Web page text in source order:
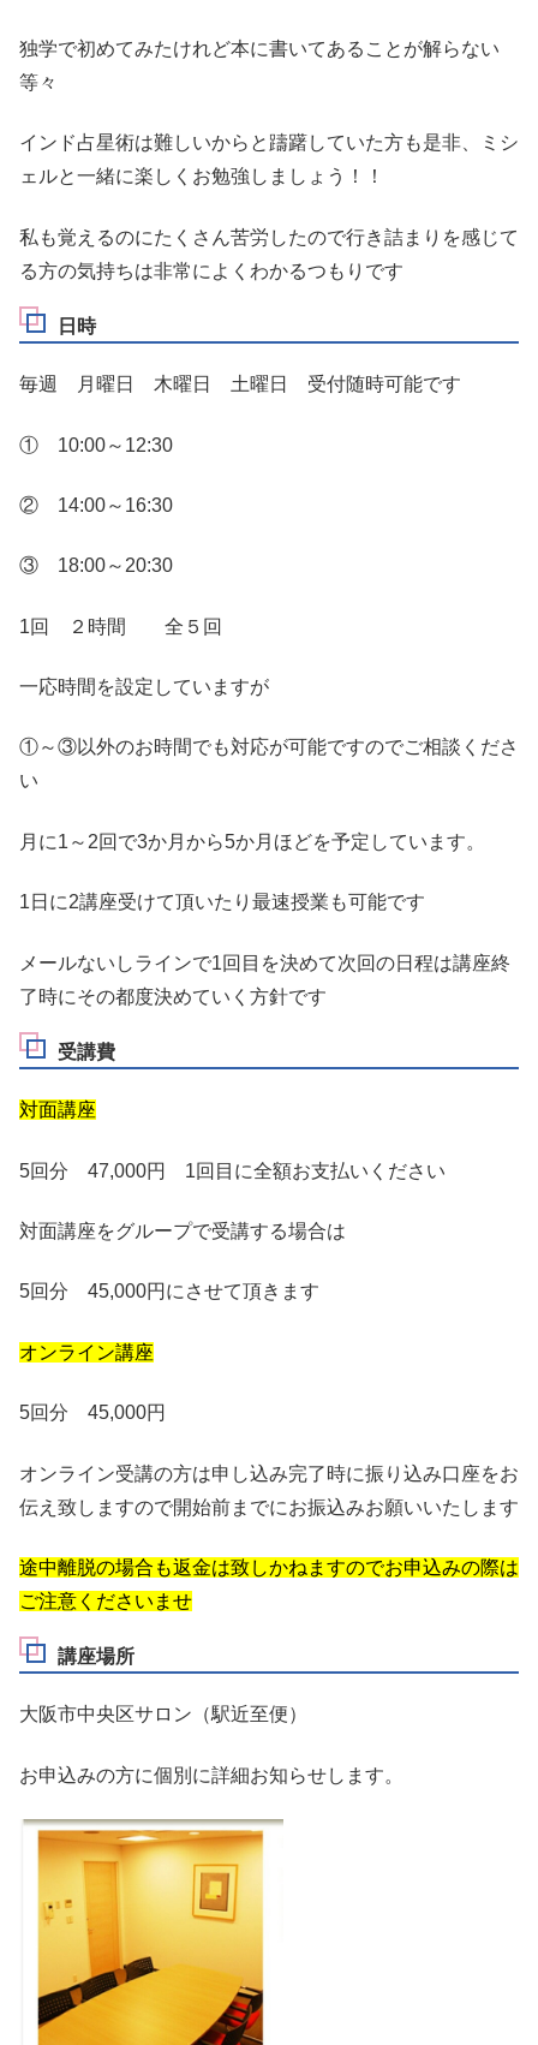
独学で初めてみたけれど本に書いてあることが解らない
等々
インド占星術は難しいからと躊躇していた方も是非、ミシ
ェルと一緒に楽しくお勉強しましょう！！
私も覚えるのにたくさん苦労したので行き詰まりを感じて
る方の気持ちは非常によくわかるつもりです
日時
毎週 月曜日 木曜日 土曜日 受付随時可能です
① 10:00～12:30
② 14:00～16:30
③ 18:00～20:30
1回 ２時間 全５回
一応時間を設定していますが
①～③以外のお時間でも対応が可能ですのでご相談くださ
い
月に1～2回で3か月から5か月ほどを予定しています。
1日に2講座受けて頂いたり最速授業も可能です
メールないしラインで1回目を決めて次回の日程は講座終
了時にその都度決めていく方針です
受講費
対面講座
5回分 47,000円 1回目に全額お支払いください
対面講座をグループで受講する場合は
5回分 45,000円にさせて頂きます
オンライン講座
5回分 45,000円
オンライン受講の方は申し込み完了時に振り込み口座をお
伝え致しますので開始前までにお振込みお願いいたします
途中離脱の場合も返金は致しかねますのでお申込みの際は
ご注意くださいませ
講座場所
大阪市中央区サロン（駅近至便）
お申込みの方に個別に詳細お知らせします。